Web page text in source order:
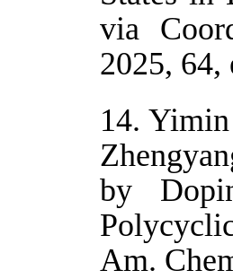
via
2025, 64,
14.
by
Am.